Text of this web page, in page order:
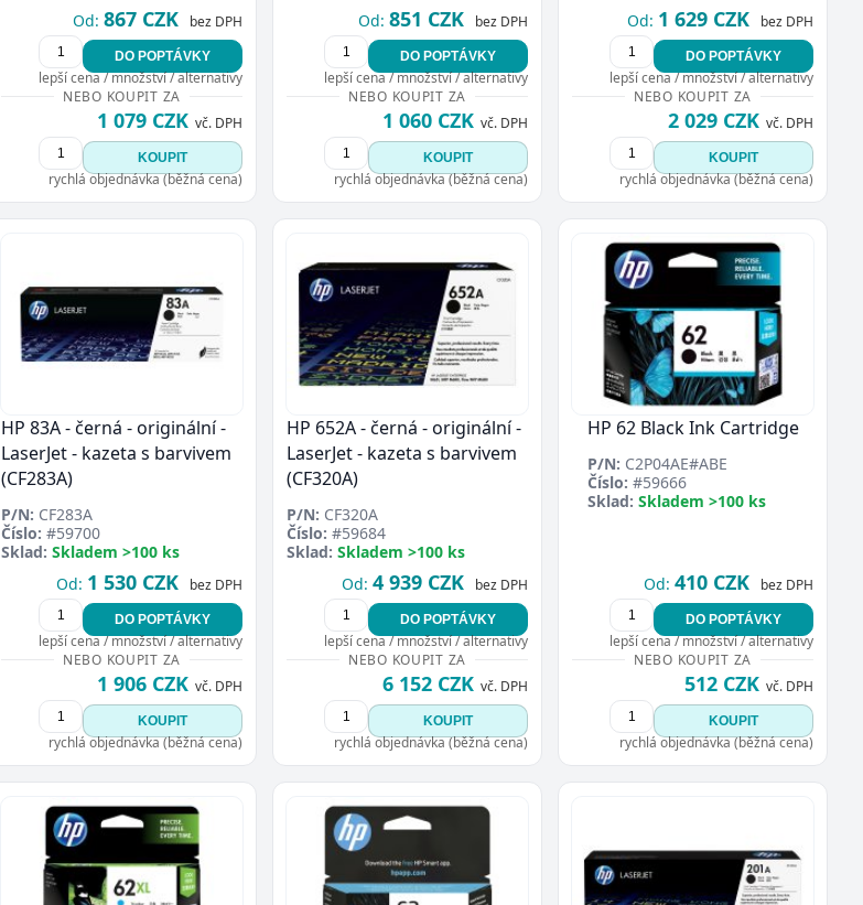
Od: 867 CZK bez DPH
DO POPTÁVKY
lepší cena / množství / alternativy
NEBO KOUPIT ZA
1 079 CZK vč. DPH
KOUPIT
rychlá objednávka (běžná cena)
Od: 851 CZK bez DPH
DO POPTÁVKY
lepší cena / množství / alternativy
NEBO KOUPIT ZA
1 060 CZK vč. DPH
KOUPIT
rychlá objednávka (běžná cena)
Od: 1 629 CZK bez DPH
DO POPTÁVKY
lepší cena / množství / alternativy
NEBO KOUPIT ZA
2 029 CZK vč. DPH
KOUPIT
rychlá objednávka (běžná cena)
HP 83A - černá - originální -
LaserJet - kazeta s barvivem
(CF283A)
P/N: CF283A
Číslo: #59700
Sklad: Skladem >100 ks
Od: 1 530 CZK bez DPH
DO POPTÁVKY
lepší cena / množství / alternativy
NEBO KOUPIT ZA
1 906 CZK vč. DPH
KOUPIT
rychlá objednávka (běžná cena)
HP 652A - černá - originální -
LaserJet - kazeta s barvivem
(CF320A)
P/N: CF320A
Číslo: #59684
Sklad: Skladem >100 ks
Od: 4 939 CZK bez DPH
DO POPTÁVKY
lepší cena / množství / alternativy
NEBO KOUPIT ZA
6 152 CZK vč. DPH
KOUPIT
rychlá objednávka (běžná cena)
HP 62 Black Ink Cartridge
P/N: C2P04AE#ABE
Číslo: #59666
Sklad: Skladem >100 ks
Od: 410 CZK bez DPH
DO POPTÁVKY
lepší cena / množství / alternativy
NEBO KOUPIT ZA
512 CZK vč. DPH
KOUPIT
rychlá objednávka (běžná cena)